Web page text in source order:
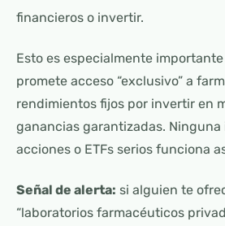
financieros o invertir.
Esto es especialmente
promete acceso “exclusivo” a
rendimientos fijos por invertir en
ganancias garantizadas. Ninguna
acciones o ETFs serios funciona
Señal de alerta: si alguien te
“laboratorios farmacéuticos